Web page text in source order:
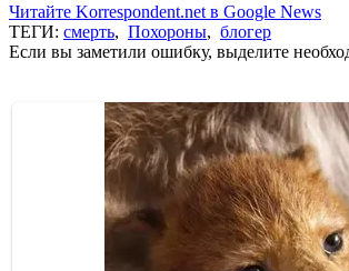
Читайте Korrespondent.net в Google News
ТЕГИ: смерть, Похороны, блогер
Если вы заметили ошибку, выделите